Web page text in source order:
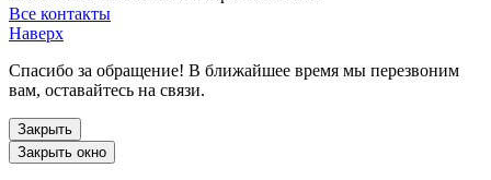
Все контакты
Наверх
Спасибо за обращение! В ближайшее время мы перезвоним
вам, оставайтесь на связи.
Закрыть
Закрыть окно